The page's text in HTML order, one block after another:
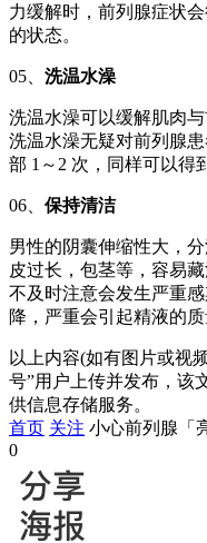
力缓解时，前列腺症状
的状态。
05、 洗温水澡
洗温水澡可以缓解肌肉
洗温水澡无疑对前列腺
部 1～2 次，同样可以得
06、 保持清洁
男性的阴囊伸缩性大，
皮过长，包茎等，容易
不及时注意会发生严重
降，严重会引起精液的
以上内容(如有图片或视
号”用户上传并发布，该
供信息存储服务。
首页 关注 小心前列腺「
0